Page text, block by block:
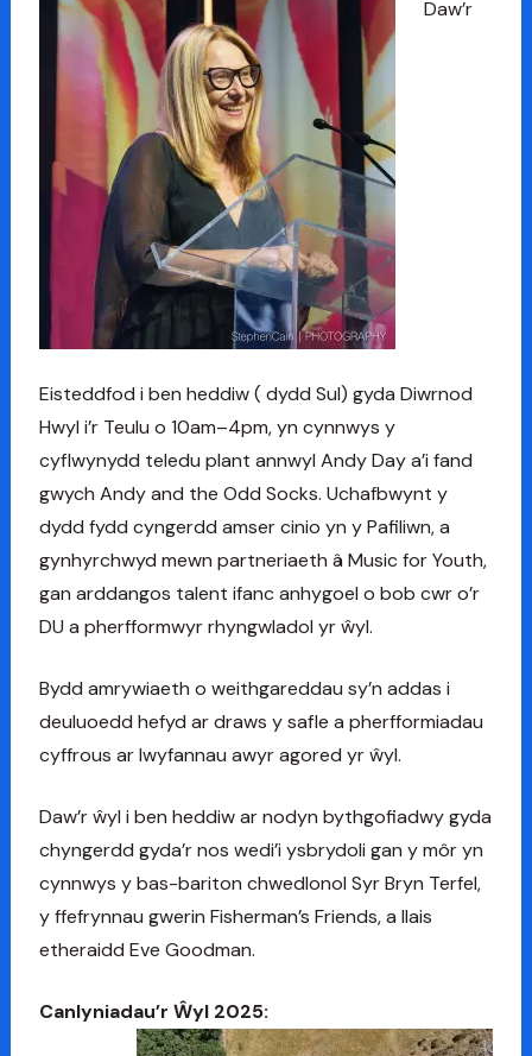
Daw’r
Eisteddfod i ben heddiw ( dydd Sul) gyda Diwrnod
Hwyl i’r Teulu o 10am–4pm, yn cynnwys y
cyflwynydd teledu plant annwyl Andy Day a’i fand
gwych Andy and the Odd Socks. Uchafbwynt y
dydd fydd cyngerdd amser cinio yn y Pafiliwn, a
gynhyrchwyd mewn partneriaeth â Music for Youth,
gan arddangos talent ifanc anhygoel o bob cwr o’r
DU a pherfformwyr rhyngwladol yr ŵyl.
Bydd amrywiaeth o weithgareddau sy’n addas i
deuluoedd hefyd ar draws y safle a pherfformiadau
cyffrous ar lwyfannau awyr agored yr ŵyl.
Daw’r ŵyl i ben heddiw ar nodyn bythgofiadwy gyda
chyngerdd gyda’r nos wedi’i ysbrydoli gan y môr yn
cynnwys y bas-bariton chwedlonol Syr Bryn Terfel,
y ffefrynnau gwerin Fisherman’s Friends, a llais
etheraidd Eve Goodman.
Canlyniadau’r Ŵyl 2025: